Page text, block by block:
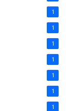
1
1
1
1
1
1
1